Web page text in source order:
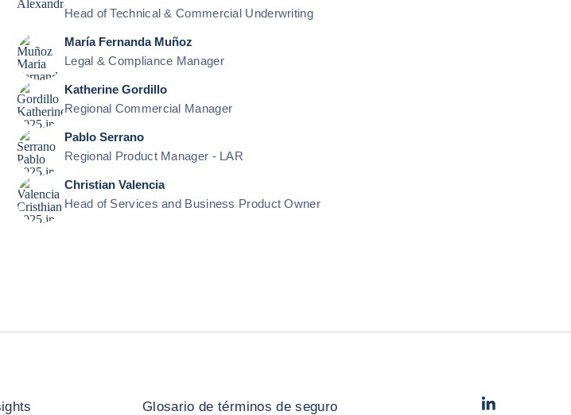
Head of Technical & Commercial Underwriting
María Fernanda Muñoz
Legal & Compliance Manager
Katherine Gordillo
Regional Commercial Manager
Pablo Serrano
Regional Product Manager - LAR
Christian Valencia
Head of Services and Business Product Owner
Glosario de términos de seguro
LinkedIn